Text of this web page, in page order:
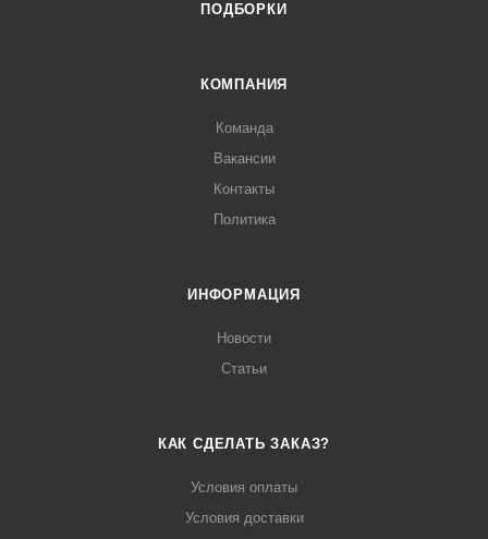
ПОДБОРКИ
КОМПАНИЯ
Команда
Вакансии
Контакты
Политика
ИНФОРМАЦИЯ
Новости
Статьи
КАК СДЕЛАТЬ ЗАКАЗ?
Условия оплаты
Условия доставки